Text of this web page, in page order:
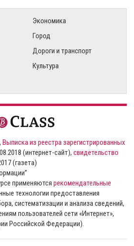
Экономика
Город
Дороги и транспорт
Культура
Выписка из реестра зарегистрированных
(интернет-сайт), свидетельство
(газета)
применяются рекомендательные
технологии предоставления
систематизации и анализа сведений,
пользователей сети «Интернет»,
Российской Федерации).